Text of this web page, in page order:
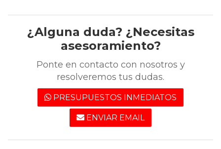
¿Alguna duda? ¿Necesitas
asesoramiento?
Ponte en contacto con nosotros y
resolveremos tus dudas.
PRESUPUESTOS INMEDIATOS
ENVIAR EMAIL